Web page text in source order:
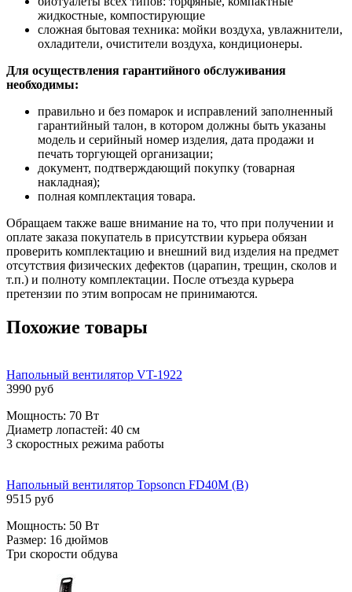
жидкостные, компостирующие
сложная бытовая техника: мойки воздуха, увлажнители,
охладители, очистители воздуха, кондиционеры.
Для осуществления гарантийного обслуживания
необходимы:
правильно и без помарок и исправлений заполненный
гарантийный талон, в котором должны быть указаны
модель и серийный номер изделия, дата продажи и
печать торгующей организации;
документ, подтверждающий покупку (товарная
накладная);
полная комплектация товара.
Обращаем также ваше внимание на то, что при получении и
оплате заказа покупатель в присутствии курьера обязан
проверить комплектацию и внешний вид изделия на предмет
отсутствия физических дефектов (царапин, трещин, сколов и
т.п.) и полноту комплектации. После отъезда курьера
претензии по этим вопросам не принимаются.
Похожие товары
Напольный вентилятор VT-1922
3990 руб
Мощность: 70 Вт
Диаметр лопастей: 40 см
3 скоростных режима работы
Напольный вентилятор Topsoncn FD40M (B)
9515 руб
Мощность: 50 Вт
Размер: 16 дюймов
Три скорости обдува